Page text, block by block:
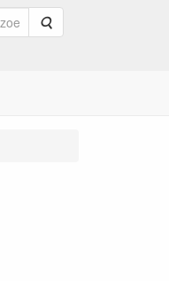
Zoeken